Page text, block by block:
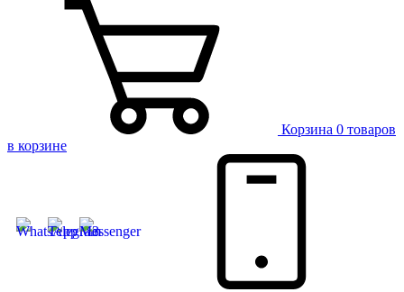
Корзина 0 товаров
в корзине